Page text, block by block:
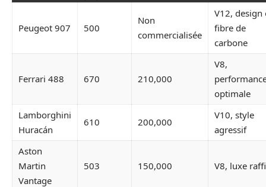
Peugeot 907 500
Non
commercialisée
V12, design
fibre de
carbone
Ferrari 488 670 210,000
V8,
optimale
Lamborghini
Huracán
610 200,000
V10, style
agressif
Aston
Martin
Vantage
503 150,000 V8, luxe